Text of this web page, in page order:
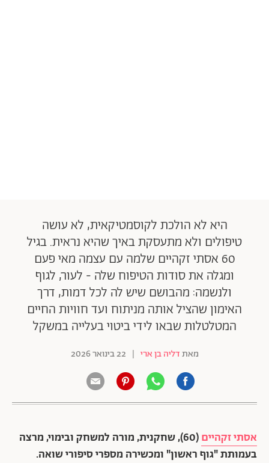
היא לא הולכת לקוסמטיקאית, לא עושה
טיפולים ולא מתעסקת באיך שהיא נראית. בגיל
60 אסתי זקהיים שלמה עם עצמה מאי פעם
ומגלה את סודות הטיפוח שלה - לעור, לגוף
ולנשמה: מהבושם שיש לה לכל דמות, דרך
האימון שהציל אותה מניתוח ועד חוויות החיים
המטלטלות שבאו לידי ביטוי בעלייה במשקל
מאתדליה בן ארי | 22 בינואר 2026
אסתי זקהיים(60),
שחקנית, מורה למשחק ובימוי, מרצה
בעמותת "גוף ראשון" ומכשירה מספרי סיפורי שואה.